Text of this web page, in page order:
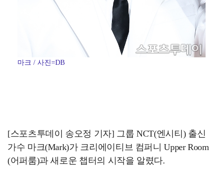
마크 / 사진=DB
[스포츠투데이 송오정 기자] 그룹 NCT(엔시티) 출신
가수 마크(Mark)가 크리에이티브 컴퍼니 Upper Room
(어퍼룸)과 새로운 챕터의 시작을 알렸다.